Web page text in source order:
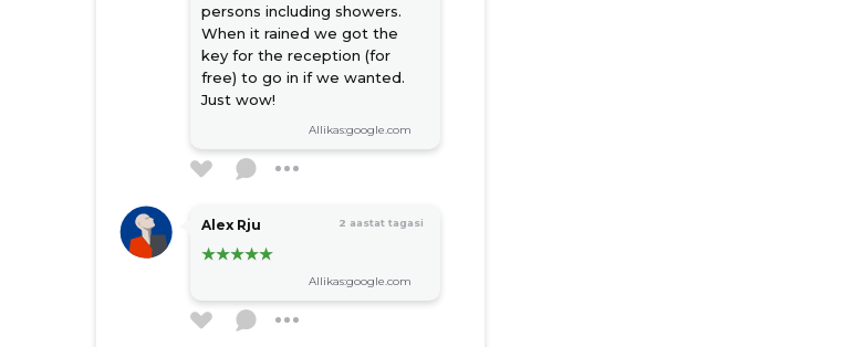
persons including showers.
When it rained we got the
key for the reception (for
free) to go in if we wanted.
Just wow!
Allikas:google.com
Alex Rju 2 aastat tagasi
Allikas:google.com